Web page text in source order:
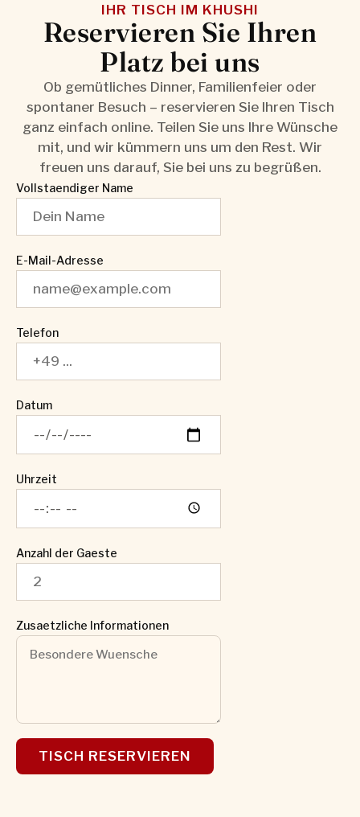
IHR TISCH IM KHUSHI
Reservieren Sie Ihren
Platz bei uns
Ob gemütliches Dinner, Familienfeier oder
spontaner Besuch – reservieren Sie Ihren Tisch
ganz einfach online. Teilen Sie uns Ihre Wünsche
mit, und wir kümmern uns um den Rest. Wir
freuen uns darauf, Sie bei uns zu begrüßen.
Vollstaendiger Name
E-Mail-Adresse
Telefon
Datum
Uhrzeit
Anzahl der Gaeste
Zusaetzliche Informationen
TISCH RESERVIEREN